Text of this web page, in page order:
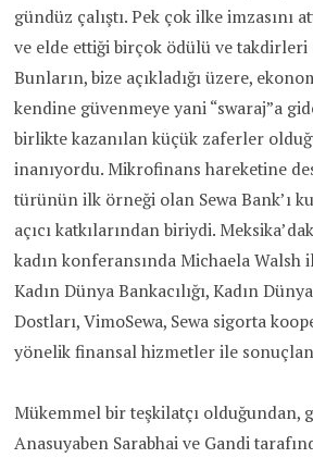
gündüz çalıştı. Pek çok ilke imzasını
ve elde ettiği birçok ödülü ve takdirleri
Bunların, bize açıkladığı üzere,
kendine güvenmeye yani “swaraj”a
birlikte kazanılan küçük zaferler
inanıyordu. Mikrofinans hareketine
türünün ilk örneği olan Sewa Bank’ı
açıcı katkılarından biriydi.
kadın konferansında Michaela Walsh
Kadın Dünya Bankacılığı, Kadın
Dostları, VimoSewa, Sewa sigorta
yönelik finansal hizmetler ile
Mükemmel bir teşkilatçı olduğundan,
Anasuyaben Sarabhai ve Gandi